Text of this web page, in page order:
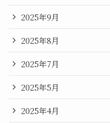
2025年9月
2025年8月
2025年7月
2025年5月
2025年4月